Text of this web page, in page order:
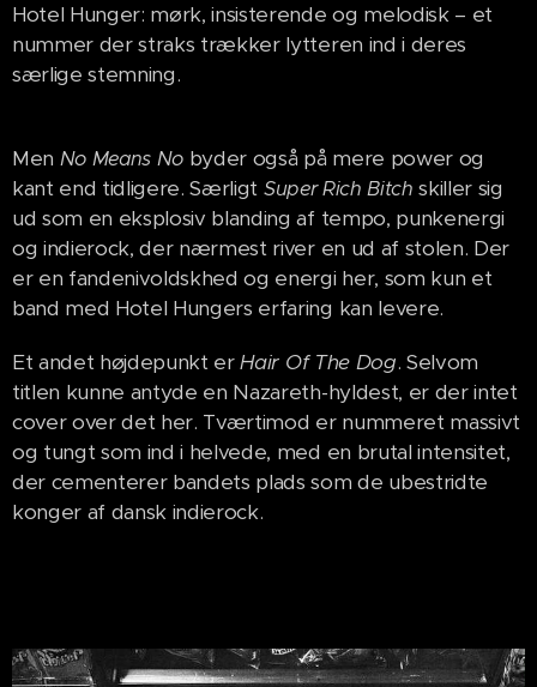
Hotel Hunger: mørk, insisterende og melodisk – et
nummer der straks trækker lytteren ind i deres
særlige stemning.
Men No Means No byder også på mere power og
kant end tidligere. Særligt Super Rich Bitch skiller sig
ud som en eksplosiv blanding af tempo, punkenergi
og indierock, der nærmest river en ud af stolen. Der
er en fandenivoldskhed og energi her, som kun et
band med Hotel Hungers erfaring kan levere.
Et andet højdepunkt erHair Of The Dog. Selvom
titlen kunne antyde en Nazareth-hyldest, er der intet
cover over det her. Tværtimod er nummeret massivt
og tungt som ind i helvede, med en brutal intensitet,
der cementerer bandets plads som de ubestridte
konger af dansk indierock.